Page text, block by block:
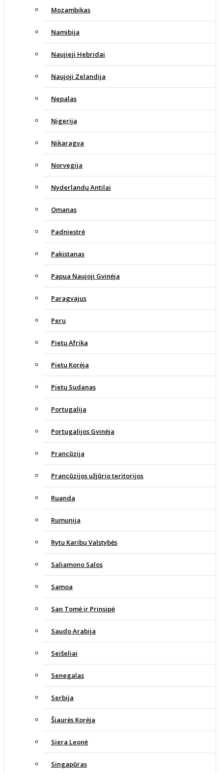
Mozambikas
Namibija
Naujieji Hebridai
Naujoji Zelandija
Nepalas
Nigerija
Nikaragva
Norvegija
Nyderlandų Antilai
Omanas
Padniestrė
Pakistanas
Papua Naujoji Gvinėja
Paragvajus
Peru
Pietų Afrika
Pietų Korėja
Pietų Sudanas
Portugalija
Portugalijos Gvinėja
Prancūzija
Prancūzijos užjūrio teritorijos
Ruanda
Rumunija
Rytų Karibų Valstybės
Saliamono Salos
Samoa
San Tomė ir Prinsipė
Saudo Arabija
Seišeliai
Senegalas
Serbija
Šiaurės Korėja
Siera Leonė
Singapūras